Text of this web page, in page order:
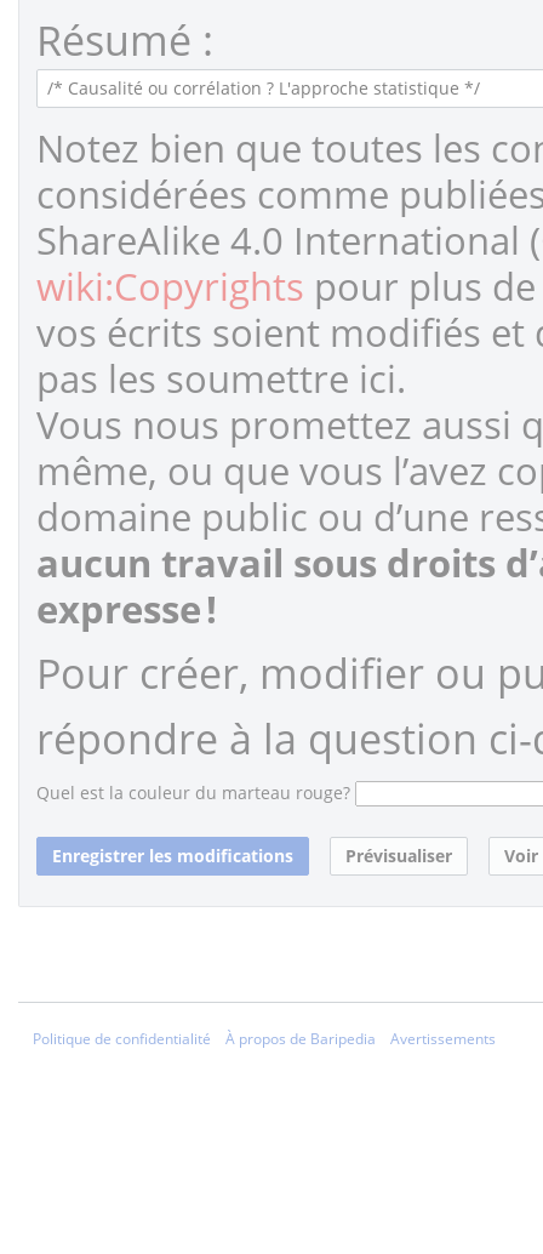
Résumé :
Notez bien que toutes les
considérées comme
ShareAlike 4.0 International
wiki:Copyrights pour plus
vos écrits soient modifiés
pas les soumettre ici.
Vous nous promettez aussi
même, ou que vous l’avez
domaine public ou d’une
aucun travail sous droits
expresse !
Pour créer, modifier ou
répondre à la question ci-
Quel est la couleur du marteau rouge?
Politique de confidentialité À propos de Baripedia Avertissements